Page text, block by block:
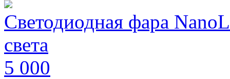
Светодиодная фара
света
5 000